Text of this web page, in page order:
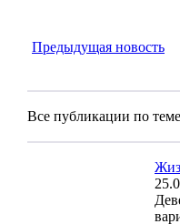
Предыдущая новость
Все публикации по теме